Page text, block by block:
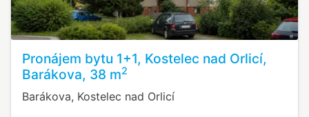
Pronájem bytu 1+1, Kostelec nad Orlicí,
Barákova, 38 m2
Barákova, Kostelec nad Orlicí